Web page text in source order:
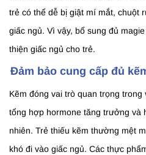
trẻ có thể dễ bị giật mí mắt, chuột
giấc ngủ. Vì vậy, bổ sung đủ
thiện giấc ngủ cho trẻ.
Đảm bảo cung cấp đủ
Kẽm đóng vai trò quan trọng
tổng hợp hormone tăng trưởng và
nhiên. Trẻ thiếu kẽm thường mệt
khó đi vào giấc ngủ. Các thực